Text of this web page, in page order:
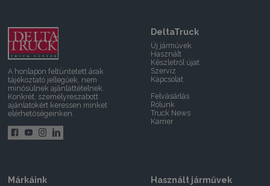
A honlapon feltüntetett árak
tájékoztató jellegűek, nem
minősülnek ajánlattételnek.
Konkrét, személyreszabott
ajánlatokért keressen minket
elérhetőségeinken.
DeltaTruck
Új járművek
Használt
Készletről újat
Szerviz
Kapcsolat
Felvásárlás
Rólunk
Truck News
Karrier
Márkáink Használt járművek